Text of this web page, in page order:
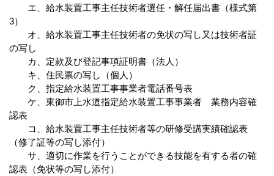
エ、給水装置工事主任技術者選任・解任届出書（様式第
3）
オ、給水装置工事主任技術者の免状の写し又は技術者証
の写し
カ、定款及び登記事項証明書（法人）
キ、住民票の写し（個人）
ク、指定給水装置工事事業者電話番号表
ケ、東御市上水道指定給水装置工事事業者 業務内容確
認表
コ、給水装置工事主任技術者等の研修受講実績確認表
（修了証等の写し添付）
サ、適切に作業を行うことができる技能を有する者の確
認表（免状等の写し添付）